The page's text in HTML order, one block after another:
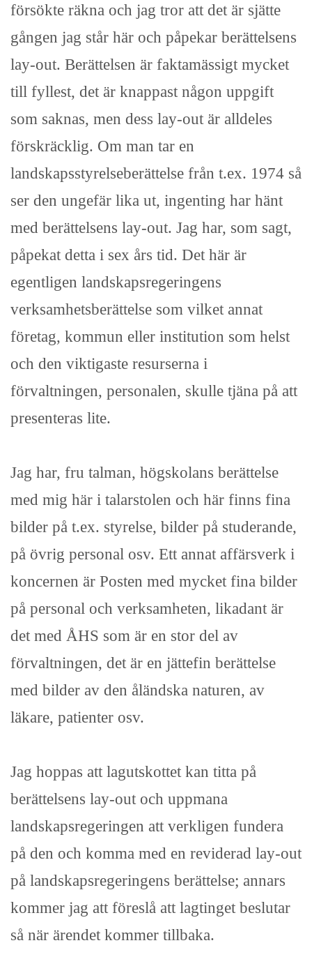
försökte räkna och jag tror att det är sjätte
gången jag står här och påpekar berättelsens
lay-out. Berättelsen är faktamässigt mycket
till fyllest, det är knappast någon uppgift
som saknas, men dess lay-out är alldeles
förskräcklig. Om man tar en
landskapsstyrelseberättelse från t.ex. 1974 så
ser den ungefär lika ut, ingenting har hänt
med berättelsens lay-out. Jag har, som sagt,
påpekat detta i sex års tid. Det här är
egentligen landskapsregeringens
verksamhetsberättelse som vilket annat
företag, kommun eller institution som helst
och den viktigaste resurserna i
förvaltningen, personalen, skulle tjäna på att
presenteras lite.
Jag har, fru talman, högskolans berättelse
med mig här i talarstolen och här finns fina
bilder på t.ex. styrelse, bilder på studerande,
på övrig personal osv. Ett annat affärsverk i
koncernen är Posten med mycket fina bilder
på personal och verksamheten, likadant är
det med ÅHS som är en stor del av
förvaltningen, det är en jättefin berättelse
med bilder av den åländska naturen, av
läkare, patienter osv.
Jag hoppas att lagutskottet kan titta på
berättelsens lay-out och uppmana
landskapsregeringen att verkligen fundera
på den och komma med en reviderad lay-out
på landskapsregeringens berättelse; annars
kommer jag att föreslå att lagtinget beslutar
så när ärendet kommer tillbaka.